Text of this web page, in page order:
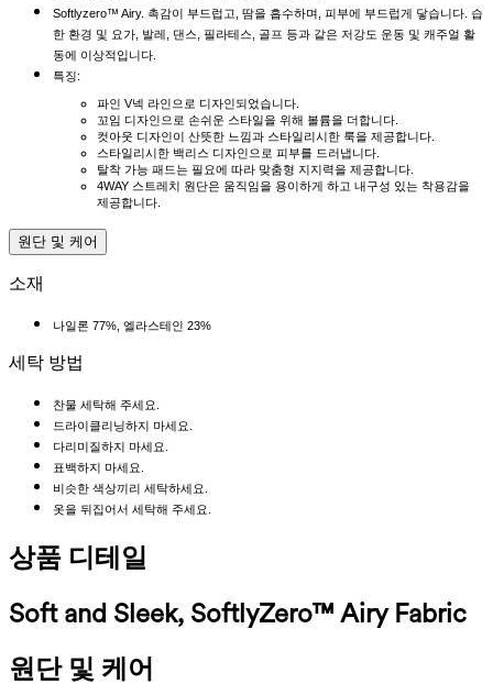
Softlyzero™ Airy. 촉감이 부드럽고, 땀을 흡수하며, 피부에 부드럽게 닿습니다. 습
한 환경 및 요가, 발레, 댄스, 필라테스, 골프 등과 같은 저강도 운동 및 캐주얼 활
동에 이상적입니다.
특징:
파인 V넥 라인으로 디자인되었습니다.
꼬임 디자인으로 손쉬운 스타일을 위해 볼륨을 더합니다.
컷아웃 디자인이 산뜻한 느낌과 스타일리시한 룩을 제공합니다.
스타일리시한 백리스 디자인으로 피부를 드러냅니다.
탈착 가능 패드는 필요에 따라 맞춤형 지지력을 제공합니다.
4WAY 스트레치 원단은 움직임을 용이하게 하고 내구성 있는 착용감을
제공합니다.
원단 및 케어
소재
나일론 77%, 엘라스테인 23%
세탁 방법
찬물 세탁해 주세요.
드라이클리닝하지 마세요.
다리미질하지 마세요.
표백하지 마세요.
비슷한 색상끼리 세탁하세요.
옷을 뒤집어서 세탁해 주세요.
상품 디테일
Soft and Sleek, SoftlyZero™ Airy Fabric
원단 및 케어